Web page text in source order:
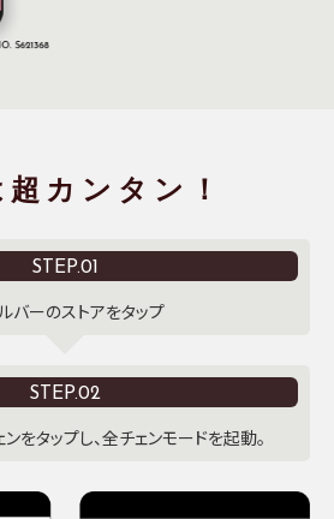
超カンタン！
STEP.01
バーのストアをタップ
STEP.02
をタップし、全チェンモードを起動。